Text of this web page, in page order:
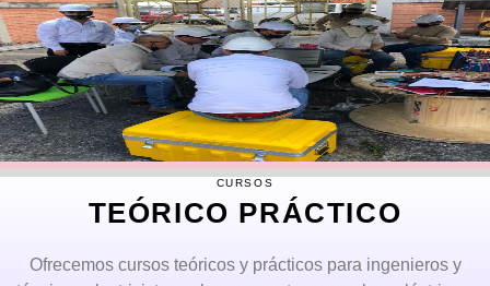
CURSOS
TEÓRICO PRÁCTICO
Ofrecemos cursos teóricos y prácticos para ingenieros y